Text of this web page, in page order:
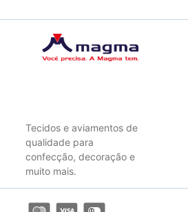
Tecidos e aviamentos de
qualidade para
confecção, decoração e
muito mais.